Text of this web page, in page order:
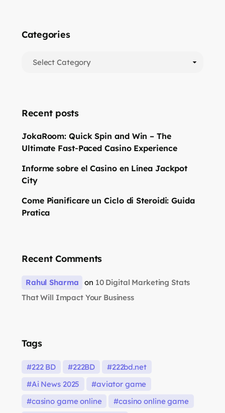
Categories
Recent posts
JokaRoom: Quick Spin and Win – The
Ultimate Fast‑Paced Casino Experience
Informe sobre el Casino en Línea Jackpot
City
Come Pianificare un Ciclo di Steroidi: Guida
Pratica
Recent Comments
Rahul Sharma on 10 Digital Marketing Stats
That Will Impact Your Business
Tags
222 BD 222BD
222bd.net
Ai News 2025
aviator game
casino game online
casino online game